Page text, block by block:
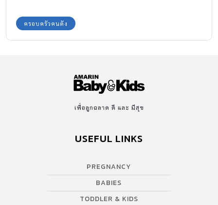
ครอบครัวคนดัง
เพื่อลูกฉลาด ดี และ มีสุข
USEFUL LINKS
PREGNANCY
BABIES
TODDLER & KIDS